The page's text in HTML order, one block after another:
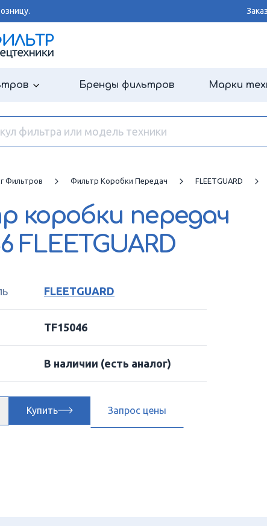
Бренды фильтров Марки
Фильтров Фильтр Коробки Передач FLEETGUARD
коробки передач
FLEETGUARD
FLEETGUARD
TF15046
В наличии (есть аналог)
Купить Запрос цены